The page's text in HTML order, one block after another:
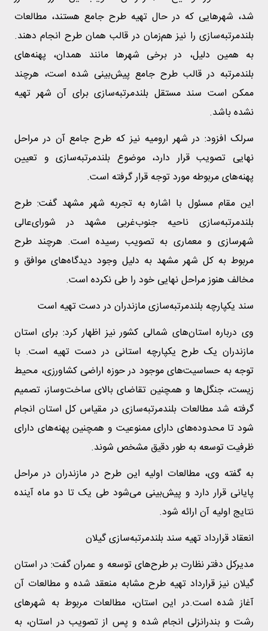
شد، شهرهایی که در حال تهیه طرح جامع هستند، مطالعات
بلندمرتبه‌سازی را نیز هم‌زمان در قالب همان طرح انجام دهند.
به همین دلیل، در برخی شهرها مانند همدان، پهنه‌های
بلندمرتبه در قالب طرح جامع پیش‌بینی شده است، هرچند
ممکن است سند مستقل بلندمرتبه‌سازی برای آن شهر تهیه
نشده باشد.
سرلک افزود: در شهر ارومیه نیز که طرح جامع آن در مراحل
نهایی تصویب قرار دارد، موضوع بلندمرتبه‌سازی و تعیین
پهنه‌های مربوطه مورد توجه قرار گرفته است.
این مقام مسئول با اشاره به تجربه شهر مشهد گفت: طرح
بلندمرتبه‌سازی ناحیه جنوب‌غربی مشهد در شورای‌عالی
شهرسازی و معماری به تصویب رسیده است. هرچند طرح
مربوط به کل شهر مشهد به دلیل وجود دیدگاه‌های موافق و
مخالف هنوز مراحل نهایی خود را طی نکرده است.
سند یکپارچه بلندمرتبه‌سازی مازندران در دست تهیه است
وی درباره استان‌های شمالی کشور نیز اظهار کرد: برای استان
مازندران یک طرح یکپارچه استانی در دست تهیه است. با
توجه به حساسیت‌های موجود در حوزه اراضی کشاورزی، محیط
زیست، جنگل‌ها و همچنین تقاضای بالای ساخت‌وساز، تصمیم
گرفته شد مطالعات بلندمرتبه‌سازی در مقیاس کل استان انجام
شود تا محدوده‌های دارای ممنوعیت و همچنین پهنه‌های دارای
ظرفیت توسعه به طور دقیق مشخص شوند.
به گفته وی، مطالعات اولیه این طرح در مازندران در مراحل
پایانی قرار دارد و پیش‌بینی می‌شود طی یک تا دو ماه آینده
نتایج اولیه آن ارائه شود.
انعقاد قرارداد تهیه سند بلندمرتبه‌سازی گیلان
مدیرکل دفتر نظارت بر طرح‌های توسعه و عمران گفت: در استان
گیلان نیز قرارداد تهیه طرح مشابه منعقد شده و مطالعات آن
آغاز شده است.در این استان، مطالعات مربوط به شهرهای
رشت و بندرانزلی انجام شده و پس از تصویب در استان، به